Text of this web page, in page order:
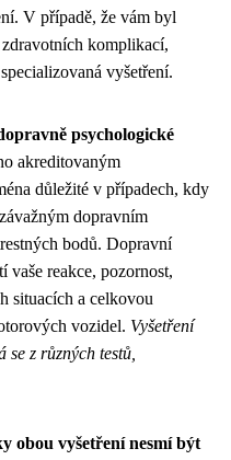
V případě, že vám byl
komplikací,
vyšetření.
psychologické
akreditovaným
důležité v případech, kdy
dopravním
bodů. Dopravní
vaše reakce, pozornost,
situacích a celkovou
vozidel. Vyšetření
z různých testů,
obou vyšetření nesmí být